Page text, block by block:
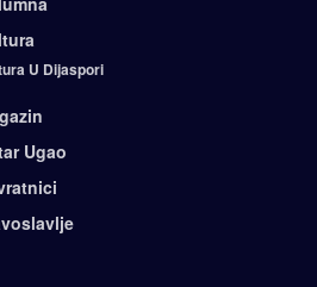
U Dijaspori
Ugao